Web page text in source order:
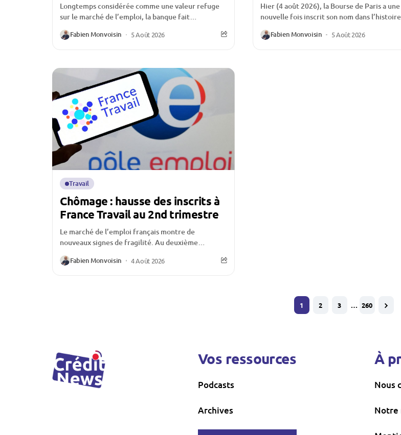
Longtemps considérée comme une valeur refuge
sur le marché de l’emploi, la banque fait
aujourd’hui face à une crise d’attractivité qui
inquiète l’ensemble...
Fabien Monvoisin 5 Août 2026
Hier (4 août 2026), la Bourse de Paris a une
nouvelle fois inscrit son nom dans
franchissant un nouveau sommet
Fabien Monvoisin 5 Août 2026
Travail
Chômage : hausse des inscrits à
France Travail au 2nd trimestre
Le marché de l’emploi français montre de
nouveaux signes de fragilité. Au deuxième
trimestre 2026, le nombre de demandeurs
d’emploi inscrits à France...
Fabien Monvoisin 4 Août 2026
1 2 3 … 260
Vos ressources
Podcasts
Archives
À
Nous
Notre